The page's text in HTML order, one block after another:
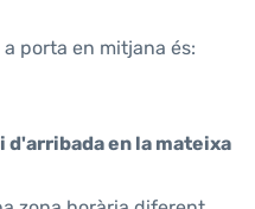
porta en mitjana és:
en la mateixa